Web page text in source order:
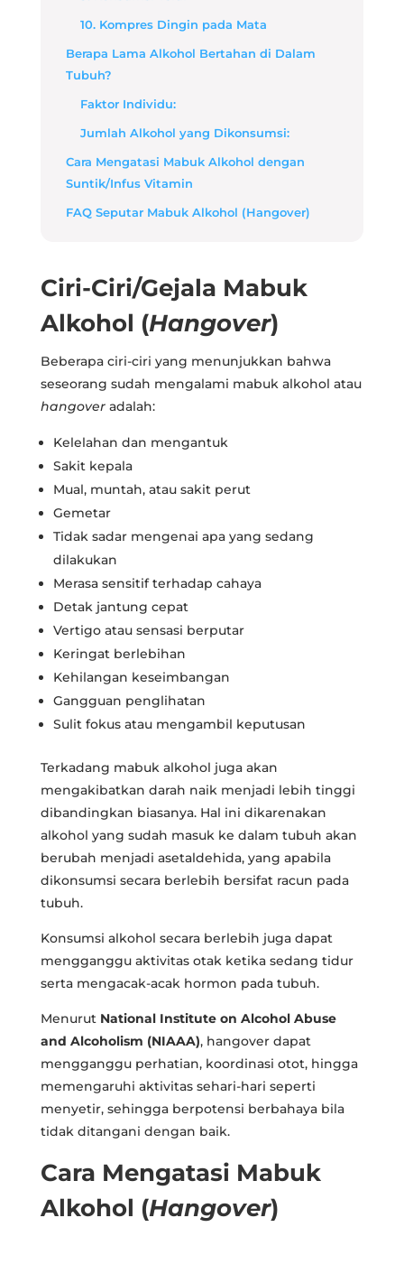
10. Kompres Dingin pada Mata
Berapa Lama Alkohol Bertahan di Dalam
Tubuh?
Faktor Individu:
Jumlah Alkohol yang Dikonsumsi:
Cara Mengatasi Mabuk Alkohol dengan
Suntik/Infus Vitamin
FAQ Seputar Mabuk Alkohol (Hangover)
Ciri-Ciri/Gejala Mabuk
Alkohol (Hangover)
Beberapa ciri-ciri yang menunjukkan bahwa
seseorang sudah mengalami mabuk alkohol atau
hangoveradalah:
Kelelahan dan mengantuk
Sakit kepala
Mual, muntah, atau sakit perut
Gemetar
Tidak sadar mengenai apa yang sedang
dilakukan
Merasa sensitif terhadap cahaya
Detak jantung cepat
Vertigo atau sensasi berputar
Keringat berlebihan
Kehilangan keseimbangan
Gangguan penglihatan
Sulit fokus atau mengambil keputusan
Terkadang mabuk alkohol juga akan
mengakibatkan darah naik menjadi lebih tinggi
dibandingkan biasanya. Hal ini dikarenakan
alkohol yang sudah masuk ke dalam tubuh akan
berubah menjadi asetaldehida, yang apabila
dikonsumsi secara berlebih bersifat racun pada
tubuh.
Konsumsi alkohol secara berlebih juga dapat
mengganggu aktivitas otak ketika sedang tidur
serta mengacak-acak hormon pada tubuh.
Menurut National Institute on Alcohol Abuse
and Alcoholism (NIAAA), hangover dapat
mengganggu perhatian, koordinasi otot, hingga
memengaruhi aktivitas sehari-hari seperti
menyetir, sehingga berpotensi berbahaya bila
tidak ditangani dengan baik.
Cara Mengatasi Mabuk
Alkohol (Hangover)